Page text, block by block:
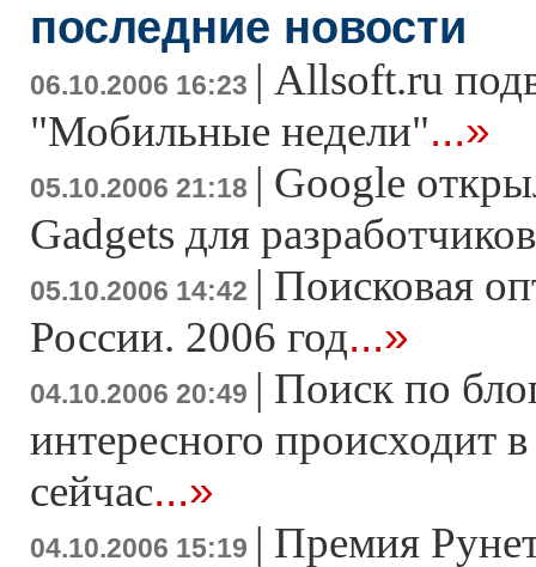
последние новости
06.10.2006 16:23 | Allsoft.ru
"Мобильные недели"...»
05.10.2006 21:18 | Google
Gadgets для разработчиков
05.10.2006 14:42 | Поисковая
России. 2006 год...»
04.10.2006 20:49 | Поиск по
интересного происходит
сейчас...»
04.10.2006 15:19 | Премия